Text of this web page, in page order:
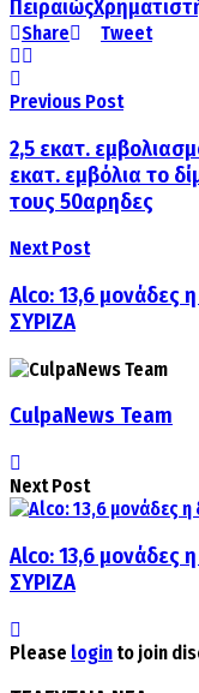
Πειραιώς
Share Tweet
Previous Post
2,5 εκατ.
εκατ. εμβόλια το
τους 50αρηδες
Next Post
Alco: 13,6 μονάδες
ΣΥΡΙΖΑ
CulpaNews Team
Next Post
Alco: 13,6 μονάδες
ΣΥΡΙΖΑ
Please login to join